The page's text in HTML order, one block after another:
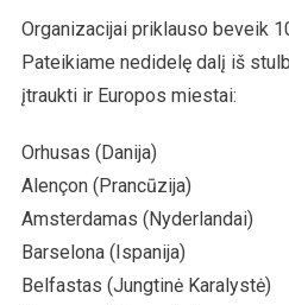
Organizacijai priklauso beveik
Pateikiame nedidelę dalį iš
įtraukti ir Europos miestai:
Orhusas (Danija)
Alençon (Prancūzija)
Amsterdamas (Nyderlandai)
Barselona (Ispanija)
Belfastas (Jungtinė Karalystė)